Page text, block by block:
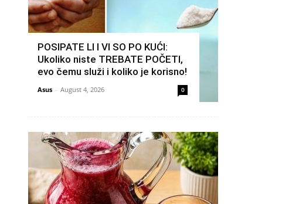
POSIPATE LI I VI SO PO KUĆI:
Ukoliko niste TREBATE POČETI,
evo čemu služi i koliko je korisno!
Asus - August 4, 2026 0